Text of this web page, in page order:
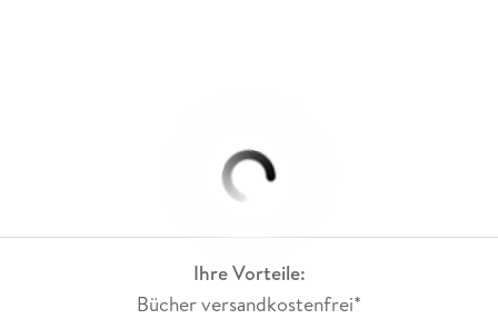
Ihre Vorteile:
Bücher versandkostenfrei*